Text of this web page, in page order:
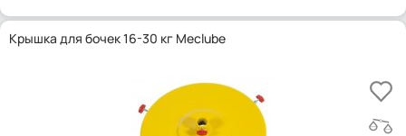
Крышка для бочек 16-30 кг Meclube